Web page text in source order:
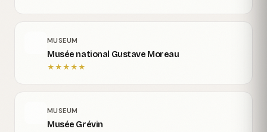
MUSEUM
Musée national Gustave Moreau
★★★★★
MUSEUM
Musée Grévin